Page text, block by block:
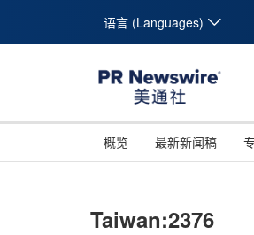
语言 (Languages)
概览 最新新闻稿
Taiwan:2376